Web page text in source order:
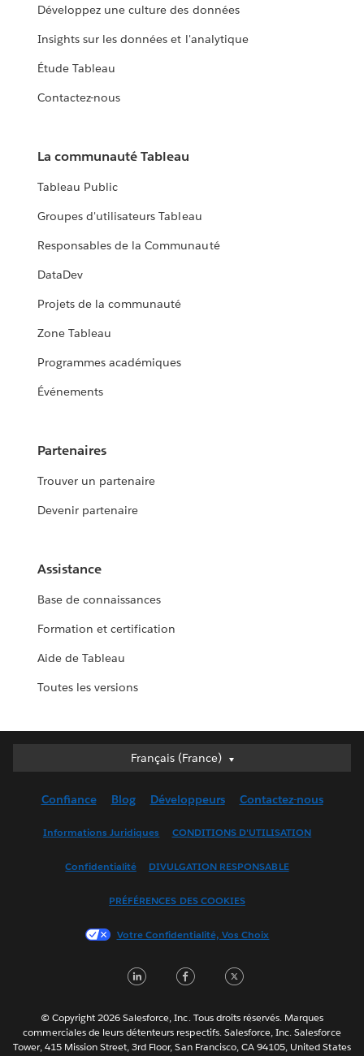
Développez une culture des données
Insights sur les données et l'analytique
Étude Tableau
Contactez-nous
La communauté Tableau
Tableau Public
Groupes d'utilisateurs Tableau
Responsables de la Communauté
DataDev
Projets de la communauté
Zone Tableau
Programmes académiques
Événements
Partenaires
Trouver un partenaire
Devenir partenaire
Assistance
Base de connaissances
Formation et certification
Aide de Tableau
Toutes les versions
Français (France)
Français (France)
English (UK)
Français (Canada)
한국어
Português
ไทย
简体中文
Confiance Blog Développeurs Contactez-nous
Informations Juridiques CONDITIONS D'UTILISATION
Confidentialité DIVULGATION RESPONSABLE
PRÉFÉRENCES DES COOKIES
Votre Confidentialité, Vos Choix
LinkedInFacebook
© Copyright 2026 Salesforce, Inc. Tous droits réservés. Marques
commerciales de leurs détenteurs respectifs. Salesforce, Inc. Salesforce
Tower, 415 Mission Street, 3rd Floor, San Francisco, CA 94105, United States